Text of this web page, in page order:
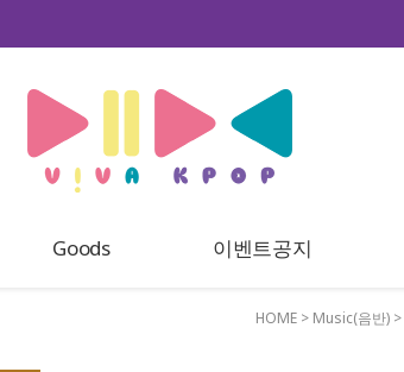
Goods 이벤트공지
HOME > Music(음반) >